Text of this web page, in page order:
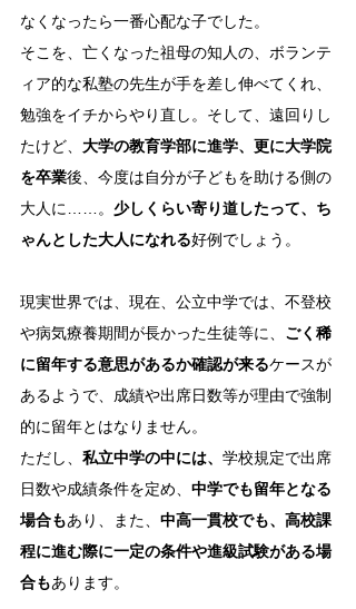
なくなったら一番心配な子でした。
そこを、亡くなった祖母の知人の、ボランテ
ィア的な私塾の先生が手を差し伸べてくれ、
勉強をイチからやり直し。そして、遠回りし
たけど、 大学の教育学部に進学、更に大学院
を卒業後、今度は自分が子どもを助ける側の
大人に……。 少しくらい寄り道したって、ち
ゃんとした大人になれる好例でしょう。
現実世界では、現在、公立中学では、不登校
や病気療養期間が長かった生徒等に、 ごく稀
に留年する意思があるか確認が来るケースが
あるようで、成績や出席日数等が理由で強制
的に留年とはなりません。
ただし、 私立中学の中には、 学校規定で出席
日数や成績条件を定め、 中学でも留年となる
場合もあり、また、 中高一貫校でも、高校課
程に進む際に一定の条件や進級試験がある場
合もあります。